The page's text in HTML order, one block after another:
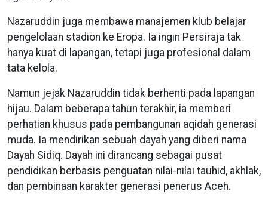
Nazaruddin juga membawa manajemen klub belajar
pengelolaan stadion ke Eropa. Ia ingin Persiraja tak
hanya kuat di lapangan, tetapi juga profesional dalam
tata kelola.
Namun jejak Nazaruddin tidak berhenti pada lapangan
hijau. Dalam beberapa tahun terakhir, ia memberi
perhatian khusus pada pembangunan aqidah generasi
muda. Ia mendirikan sebuah dayah yang diberi nama
Dayah Sidiq. Dayah ini dirancang sebagai pusat
pendidikan berbasis penguatan nilai-nilai tauhid, akhlak,
dan pembinaan karakter generasi penerus Aceh.